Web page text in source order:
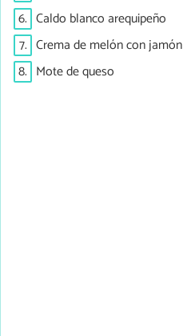
6. Caldo blanco arequipeño
7. Crema de melón con jamón
8. Mote de queso